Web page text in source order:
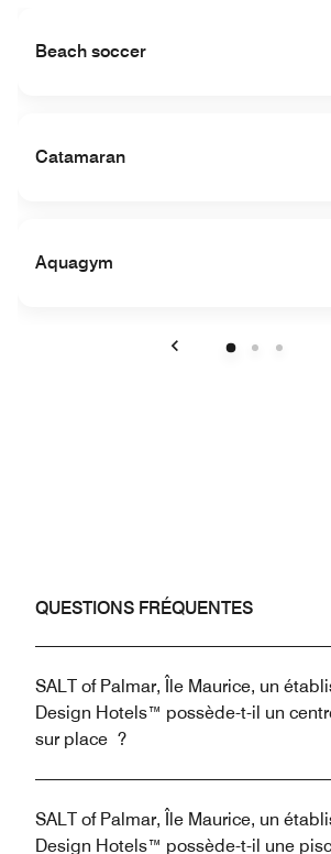
Beach soccer
Catamaran
Aquagym
QUESTIONS FRÉQUENTES
SALT of Palmar, Île Maurice, un
Design Hotels™ possède-t-il un
sur place ?
SALT of Palmar, Île Maurice, un
Design Hotels™ possède-t-il une